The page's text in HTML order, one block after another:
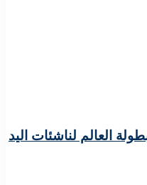
العالم لناشئات اليد